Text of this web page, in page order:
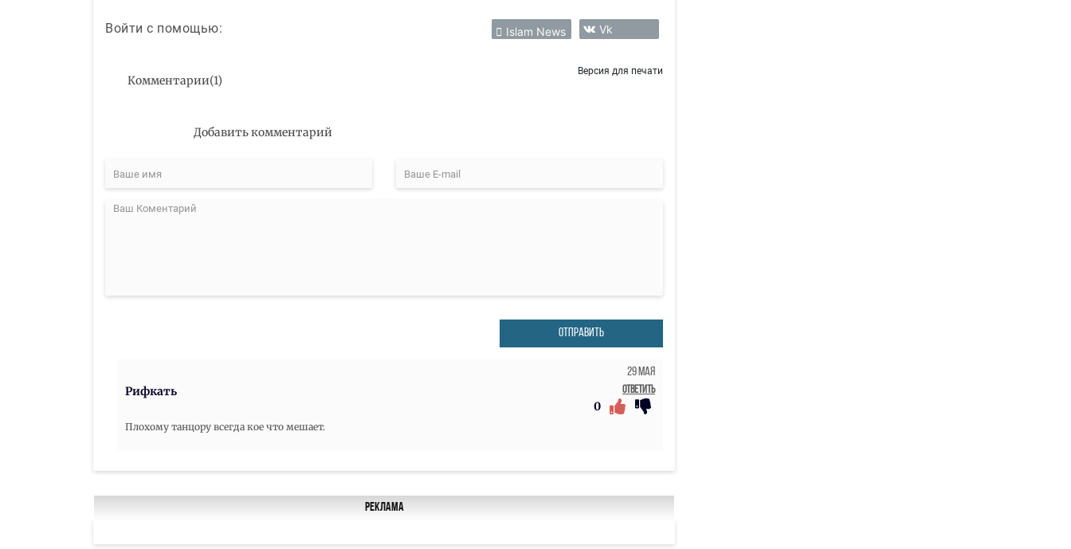
Войти с помощью: Islam News Vk
Комментарии(1)
Версия для печати
Добавить комментарий
ОТПРАВИТЬ
Рифкать
29 Мая
Ответить
0
Плохому танцору всегда кое что мешает.
Реклама